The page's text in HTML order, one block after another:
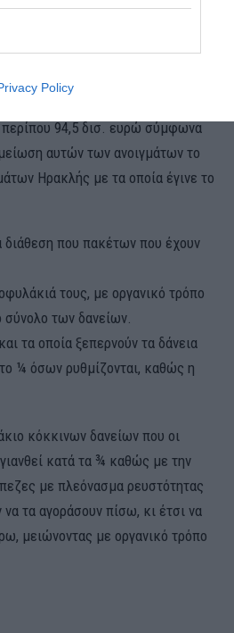
Policy
είναι κάτω του 8% και τα
περίπου 94,5 δισ. ευρώ σύμφωνα
αυτών των ανοιγμάτων το
Ηρακλής με τα οποία έγινε το
που πακέτων που έχουν
τους, με οργανικό τρόπο
σύνολο των δανείων.
τα οποία ξεπερνούν τα δάνεια
το ¼ όσων ρυθμίζονται, καθώς η
κόκκινων δανείων που οι
κατά τα ¾ καθώς με την
με πλεόνασμα ρευστότητας
τα αγοράσουν πίσω, κι έτσι να
μειώνοντας με οργανικό τρόπο